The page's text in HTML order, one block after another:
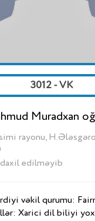
3012 - VK
Muradxan
rayonu,
daxil edilməyib
vəkil qurumu:
Xarici dil biliyi